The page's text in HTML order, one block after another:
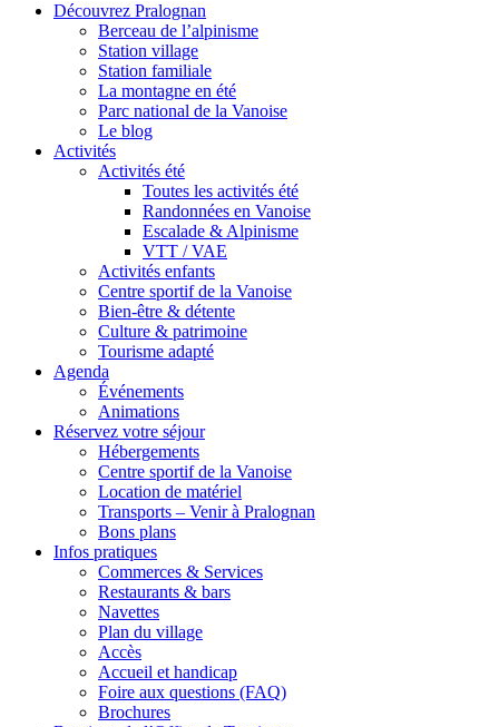
Découvrez Pralognan
Berceau de l’alpinisme
Station village
Station familiale
La montagne en été
Parc national de la Vanoise
Le blog
Activités
Activités été
Toutes les activités été
Randonnées en Vanoise
Escalade & Alpinisme
VTT / VAE
Activités enfants
Centre sportif de la Vanoise
Bien-être & détente
Culture & patrimoine
Tourisme adapté
Agenda
Événements
Animations
Réservez votre séjour
Hébergements
Centre sportif de la Vanoise
Location de matériel
Transports – Venir à Pralognan
Bons plans
Infos pratiques
Commerces & Services
Restaurants & bars
Navettes
Plan du village
Accès
Accueil et handicap
Foire aux questions (FAQ)
Brochures